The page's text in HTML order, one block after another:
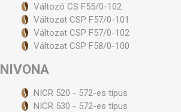
Változó CS F55/0-102
Változat CSP F57/0-101
Változat CSP F57/0-102
Változat CSP F58/0-100
NIVONA
NICR 520 - 572-es típus
NICR 530 - 572-es típus